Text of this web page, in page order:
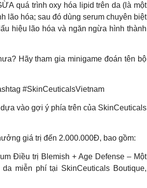
quá trình oxy hóa lipid trên da (là một
lão hóa; sau đó dùng serum chuyên biệt
hiệu lão hóa và ngăn ngừa hình thành
Hãy tham gia minigame đoán tên bộ
#SkinCeuticalsVietnam
vào gợi ý phía trên của SkinCeuticals
giá trị đến 2.000.000Đ, bao gồm:
Điều trị Blemish + Age Defense – Một
miễn phí tại SkinCeuticals Boutique,